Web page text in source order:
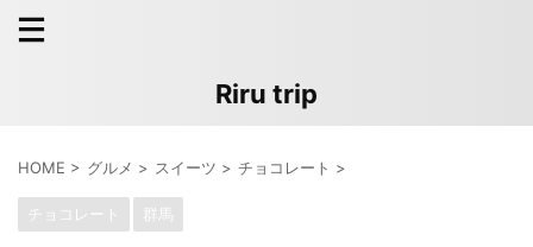
Riru trip
HOME > グルメ > スイーツ > チョコレート >
チョコレート 群馬